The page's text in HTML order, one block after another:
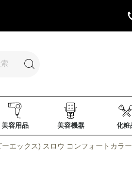
美容用品 美容機器 化粧
ーエックス) スロウ コンフォートカラ